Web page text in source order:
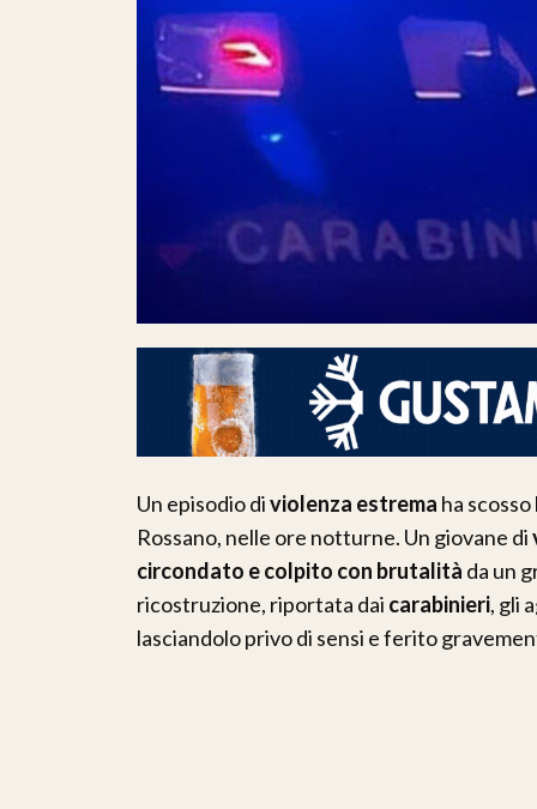
Un episodio diviolenza estrema ha
Rossano, nelle ore notturne. Un giovane di
circondato e colpito con brutalità da un
ricostruzione, riportata dai carabinieri, gli
lasciandolo privo di sensi e ferito